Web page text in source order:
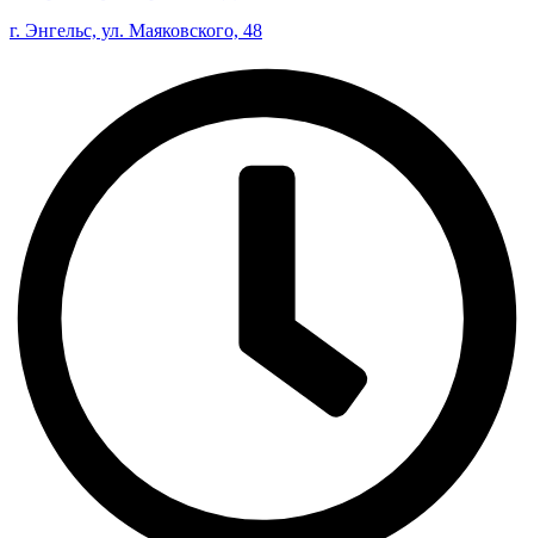
г. Энгельс, ул. Маяковского, 48